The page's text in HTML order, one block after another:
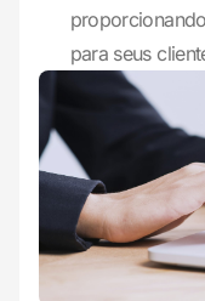
para seus